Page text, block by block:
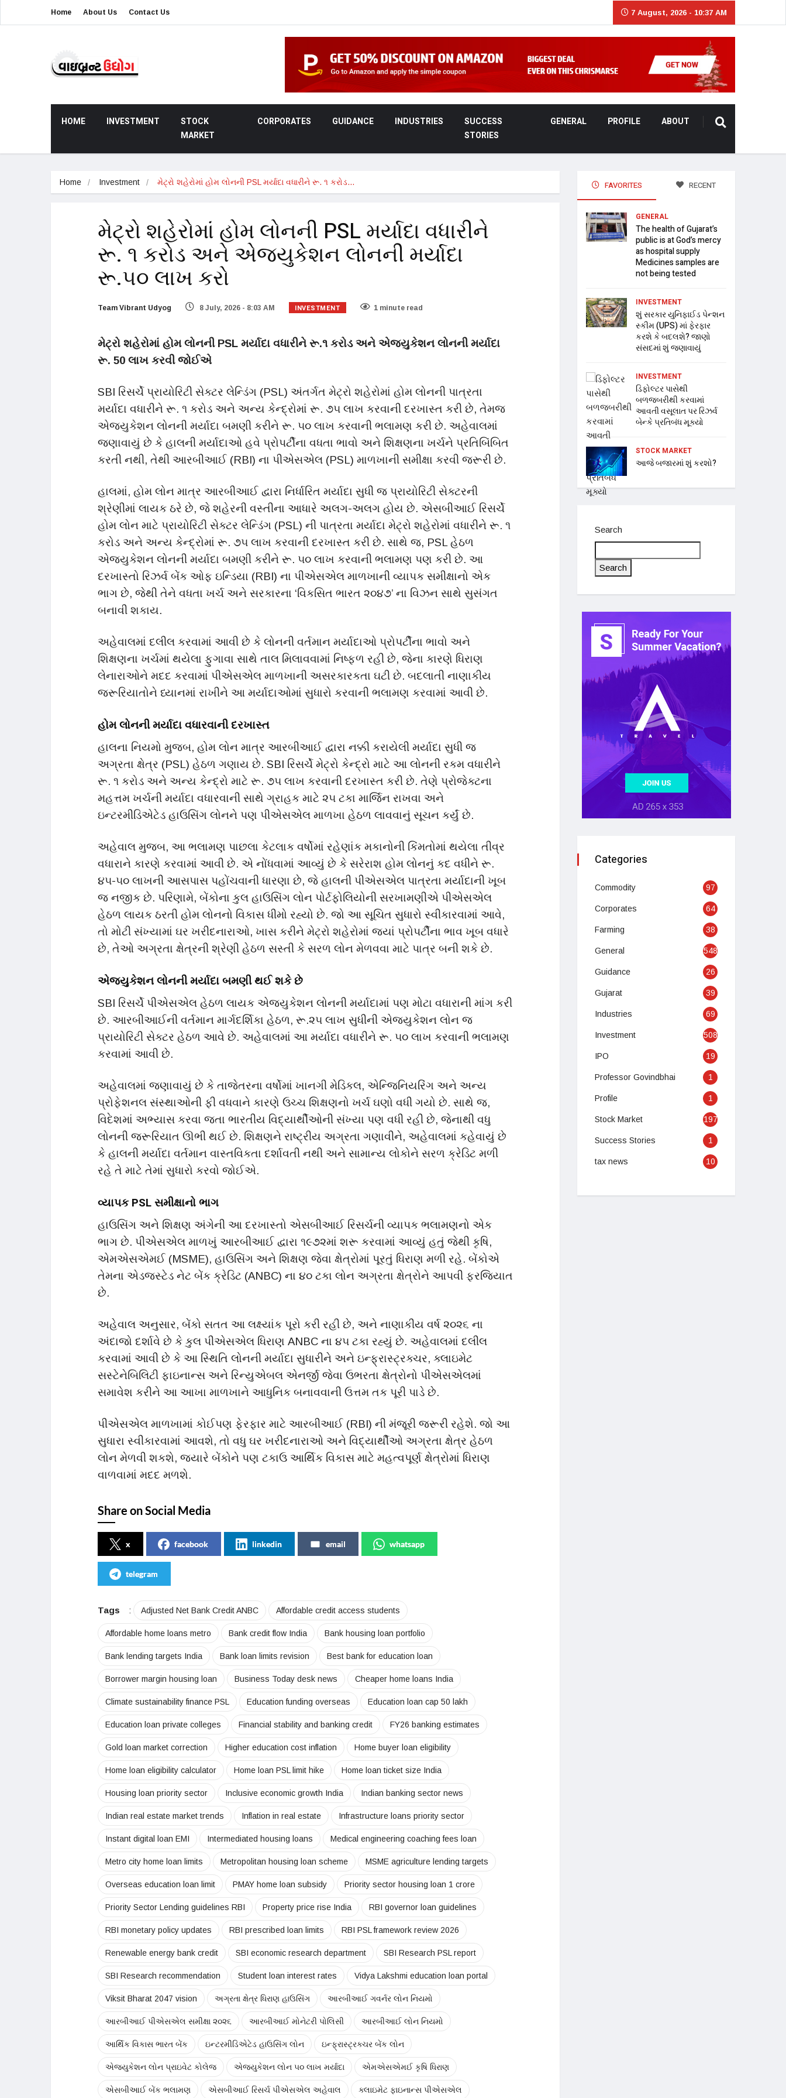
Home About Us Contact Us 7 August, 2026 - 10:37 AM
HOME INVESTMENT
STOCK
MARKET
CORPORATES GUIDANCE INDUSTRIES
SUCCESS
STORIES
GENERAL PROFILE ABOUT
Home Investment મેટ્રો શહેરોમાં હોમ લોનની PSL મર્યાદા વધારીને રૂ. ૧ કરોડ…
મેટ્રો શહેરોમાં હોમ લોનની PSL મર્યાદા વધારીને
રૂ. ૧ કરોડ અને એજ્યુકેશન લોનની મર્યાદા
રૂ.૫૦ લાખ કરો
Team Vibrant Udyog 8 July, 2026 - 8:03 AM INVESTMENT 1 minute read
મેટ્રો શહેરોમાં હોમ લોનની PSL મર્યાદા વધારીને રૂ.૧ કરોડ અને એજ્યુકેશન લોનની મર્યાદા
રૂ. 50 લાખ કરવી જોઈએ
SBI રિસર્ચે પ્રાયોરિટી સેક્ટર લેન્ડિંગ (PSL) અંતર્ગત મેટ્રો શહેરોમાં હોમ લોનની પાત્રતા
મર્યાદા વધારીને રૂ. ૧ કરોડ અને અન્ય કેન્દ્રોમાં રૂ. ૭૫ લાખ કરવાની દરખાસ્ત કરી છે, તેમજ
એજ્યુકેશન લોનની મર્યાદા બમણી કરીને રૂ. ૫૦ લાખ કરવાની ભલામણ કરી છે. અહેવાલમાં
જણાવાયું છે કે હાલની મર્યાદાઓ હવે પ્રોપર્ટીના વધતા ભાવો અને શિક્ષણના ખર્ચને પ્રતિબિંબિત
કરતી નથી, તેથી આરબીઆઈ (RBI) ના પીએસએલ (PSL) માળખાની સમીક્ષા કરવી જરૂરી છે.
હાલમાં, હોમ લોન માત્ર આરબીઆઈ દ્વારા નિર્ધારિત મર્યાદા સુધી જ પ્રાયોરિટી સેક્ટરની
શ્રેણીમાં લાયક ઠરે છે, જે શહેરની વસ્તીના આધારે અલગ-અલગ હોય છે. એસબીઆઈ રિસર્ચે
હોમ લોન માટે પ્રાયોરિટી સેક્ટર લેન્ડિંગ (PSL) ની પાત્રતા મર્યાદા મેટ્રો શહેરોમાં વધારીને રૂ. ૧
કરોડ અને અન્ય કેન્દ્રોમાં રૂ. ૭૫ લાખ કરવાની દરખાસ્ત કરી છે. સાથે જ, PSL હેઠળ
એજ્યુકેશન લોનની મર્યાદા બમણી કરીને રૂ. ૫૦ લાખ કરવાની ભલામણ પણ કરી છે. આ
દરખાસ્તો રિઝર્વ બેંક ઓફ ઇન્ડિયા (RBI) ના પીએસએલ માળખાની વ્યાપક સમીક્ષાનો એક
ભાગ છે, જેથી તેને વધતા ખર્ચ અને સરકારના ‘વિકસિત ભારત ૨૦૪૭’ ના વિઝન સાથે સુસંગત
બનાવી શકાય.
અહેવાલમાં દલીલ કરવામાં આવી છે કે લોનની વર્તમાન મર્યાદાઓ પ્રોપર્ટીના ભાવો અને
શિક્ષણના ખર્ચમાં થયેલા ફુગાવા સાથે તાલ મિલાવવામાં નિષ્ફળ રહી છે, જેના કારણે ધિરાણ
લેનારાઓને મદદ કરવામાં પીએસએલ માળખાની અસરકારકતા ઘટી છે. બદલાતી નાણાકીય
જરૂરિયાતોને ધ્યાનમાં રાખીને આ મર્યાદાઓમાં સુધારો કરવાની ભલામણ કરવામાં આવી છે.
હોમ લોનની મર્યાદા વધારવાની દરખાસ્ત
હાલના નિયમો મુજબ, હોમ લોન માત્ર આરબીઆઈ દ્વારા નક્કી કરાયેલી મર્યાદા સુધી જ
અગ્રતા ક્ષેત્ર (PSL) હેઠળ ગણાય છે. SBI રિસર્ચે મેટ્રો કેન્દ્રો માટે આ લોનની રકમ વધારીને
રૂ. ૧ કરોડ અને અન્ય કેન્દ્રો માટે રૂ. ૭૫ લાખ કરવાની દરખાસ્ત કરી છે. તેણે પ્રોજેક્ટના
મહત્તમ ખર્ચની મર્યાદા વધારવાની સાથે ગ્રાહક માટે ૨૫ ટકા માર્જિન રાખવા અને
ઇન્ટરમીડિએટેડ હાઉસિંગ લોનને પણ પીએસએલ માળખા હેઠળ લાવવાનું સૂચન કર્યું છે.
અહેવાલ મુજબ, આ ભલામણ પાછલા કેટલાક વર્ષોમાં રહેણાંક મકાનોની કિંમતોમાં થયેલા તીવ્ર
વધારાને કારણે કરવામાં આવી છે. એ નોંધવામાં આવ્યું છે કે સરેરાશ હોમ લોનનું કદ વધીને રૂ.
૪૫-૫૦ લાખની આસપાસ પહોંચવાની ધારણા છે, જે હાલની પીએસએલ પાત્રતા મર્યાદાની ખૂબ
જ નજીક છે. પરિણામે, બેંકોના કુલ હાઉસિંગ લોન પોર્ટફોલિયોની સરખામણીએ પીએસએલ
હેઠળ લાયક ઠરતી હોમ લોનનો વિકાસ ધીમો રહ્યો છે. જો આ સૂચિત સુધારો સ્વીકારવામાં આવે,
તો મોટી સંખ્યામાં ઘર ખરીદનારાઓ, ખાસ કરીને મેટ્રો શહેરોમાં જ્યાં પ્રોપર્ટીના ભાવ ખૂબ વધારે
છે, તેઓ અગ્રતા ક્ષેત્રની શ્રેણી હેઠળ સસ્તી કે સરળ લોન મેળવવા માટે પાત્ર બની શકે છે.
એજ્યુકેશન લોનની મર્યાદા બમણી થઈ શકે છે
SBI રિસર્ચે પીએસએલ હેઠળ લાયક એજ્યુકેશન લોનની મર્યાદામાં પણ મોટા વધારાની માંગ કરી
છે. આરબીઆઈની વર્તમાન માર્ગદર્શિકા હેઠળ, રૂ.૨૫ લાખ સુધીની એજ્યુકેશન લોન જ
પ્રાયોરિટી સેક્ટર હેઠળ આવે છે. અહેવાલમાં આ મર્યાદા વધારીને રૂ. ૫૦ લાખ કરવાની ભલામણ
કરવામાં આવી છે.
અહેવાલમાં જણાવાયું છે કે તાજેતરના વર્ષોમાં ખાનગી મેડિકલ, એન્જિનિયરિંગ અને અન્ય
પ્રોફેશનલ સંસ્થાઓની ફી વધવાને કારણે ઉચ્ચ શિક્ષણનો ખર્ચ ઘણો વધી ગયો છે. સાથે જ,
વિદેશમાં અભ્યાસ કરવા જતા ભારતીય વિદ્યાર્થીઓની સંખ્યા પણ વધી રહી છે, જેનાથી વધુ
લોનની જરૂરિયાત ઊભી થઈ છે. શિક્ષણને રાષ્ટ્રીય અગ્રતા ગણાવીને, અહેવાલમાં કહેવાયું છે
કે હાલની મર્યાદા વર્તમાન વાસ્તવિકતા દર્શાવતી નથી અને સામાન્ય લોકોને સરળ ક્રેડિટ મળી
રહે તે માટે તેમાં સુધારો કરવો જોઈએ.
વ્યાપક PSL સમીક્ષાનો ભાગ
હાઉસિંગ અને શિક્ષણ અંગેની આ દરખાસ્તો એસબીઆઈ રિસર્ચની વ્યાપક ભલામણનો એક
ભાગ છે. પીએસએલ માળખું આરબીઆઈ દ્વારા ૧૯૭૨માં શરૂ કરવામાં આવ્યું હતું જેથી કૃષિ,
એમએસએમઈ (MSME), હાઉસિંગ અને શિક્ષણ જેવા ક્ષેત્રોમાં પૂરતું ધિરાણ મળી રહે. બેંકોએ
તેમના એડજસ્ટેડ નેટ બેંક ક્રેડિટ (ANBC) ના ૪૦ ટકા લોન અગ્રતા ક્ષેત્રોને આપવી ફરજિયાત
છે.
અહેવાલ અનુસાર, બેંકો સતત આ લક્ષ્યાંક પૂરો કરી રહી છે, અને નાણાકીય વર્ષ ૨૦૨૬ ના
અંદાજો દર્શાવે છે કે કુલ પીએસએલ ધિરાણ ANBC ના ૪૫ ટકા રહ્યું છે. અહેવાલમાં દલીલ
કરવામાં આવી છે કે આ સ્થિતિ લોનની મર્યાદા સુધારીને અને ઇન્ફ્રાસ્ટ્રક્ચર, ક્લાઇમેટ
સસ્ટેનેબિલિટી ફાઇનાન્સ અને રિન્યુએબલ એનર્જી જેવા ઉભરતા ક્ષેત્રોનો પીએસએલમાં
સમાવેશ કરીને આ આખા માળખાને આધુનિક બનાવવાની ઉત્તમ તક પૂરી પાડે છે.
પીએસએલ માળખામાં કોઈપણ ફેરફાર માટે આરબીઆઈ (RBI) ની મંજૂરી જરૂરી રહેશે. જો આ
સુધારા સ્વીકારવામાં આવશે, તો વધુ ઘર ખરીદનારાઓ અને વિદ્યાર્થીઓ અગ્રતા ક્ષેત્ર હેઠળ
લોન મેળવી શકશે, જ્યારે બેંકોને પણ ટકાઉ આર્થિક વિકાસ માટે મહત્વપૂર્ણ ક્ષેત્રોમાં ધિરાણ
વાળવામાં મદદ મળશે.
Share on Social Media
x facebook linkedin email whatsapp
telegram
Tags : Adjusted Net Bank Credit ANBC Affordable credit access students
Affordable home loans metro Bank credit flow India Bank housing loan portfolio
Bank lending targets India Bank loan limits revision Best bank for education loan
Borrower margin housing loan Business Today desk news Cheaper home loans India
Climate sustainability finance PSL Education funding overseas Education loan cap 50 lakh
Education loan private colleges Financial stability and banking credit FY26 banking estimates
Gold loan market correction Higher education cost inflation Home buyer loan eligibility
Home loan eligibility calculator Home loan PSL limit hike Home loan ticket size India
Housing loan priority sector Inclusive economic growth India Indian banking sector news
Indian real estate market trends Inflation in real estate Infrastructure loans priority sector
Instant digital loan EMI Intermediated housing loans Medical engineering coaching fees loan
Metro city home loan limits Metropolitan housing loan scheme MSME agriculture lending targets
Overseas education loan limit PMAY home loan subsidy Priority sector housing loan 1 crore
Priority Sector Lending guidelines RBI Property price rise India RBI governor loan guidelines
RBI monetary policy updates RBI prescribed loan limits RBI PSL framework review 2026
Renewable energy bank credit SBI economic research department SBI Research PSL report
SBI Research recommendation Student loan interest rates Vidya Lakshmi education loan portal
Viksit Bharat 2047 vision અગ્રતા ક્ષેત્ર ધિરાણ હાઉસિંગ આરબીઆઈ ગવર્નર લોન નિયમો
આરબીઆઈ પીએસએલ સમીક્ષા ૨૦૨૬ આરબીઆઈ મોનેટરી પોલિસી આરબીઆઈ લોન નિયમો
આર્થિક વિકાસ ભારત બેંક ઇન્ટરમીડિએટેડ હાઉસિંગ લોન ઇન્ફ્રાસ્ટ્રક્ચર બેંક લોન
એજ્યુકેશન લોન પ્રાઇવેટ કોલેજ એજ્યુકેશન લોન ૫૦ લાખ મર્યાદા એમએસએમઈ કૃષિ ધિરાણ
એસબીઆઈ બેંક ભલામણ એસબીઆઈ રિસર્ચ પીએસએલ અહેવાલ ક્લાઇમેટ ફાઇનાન્સ પીએસએલ
FAVORITES RECENT
GENERAL
The health of Gujarat’s
public is at God’s mercy
as hospital supply
Medicines samples are
not being tested
INVESTMENT
શું સરકાર યુનિફાઈડ પેન્શન
સ્કીમ (UPS) માં ફેરફાર
કરશે કે બદલશે? જાણો
સંસદમાં શું જણાવાયું
INVESTMENT
ડિફોલ્ટર પાસેથી
બળજબરીથી કરવામાં
આવતી વસૂલાત પર રિઝર્વ
બેન્કે પ્રતિબંધ મૂક્યો
STOCK MARKET
આજે બજારમાં શું કરશો?
Search
Search
Categories
Commodity 97
Corporates 64
Farming 38
General 548
Guidance 26
Gujarat 39
Industries 69
Investment 508
IPO 19
Professor Govindbhai 1
Profile 1
Stock Market 197
Success Stories 1
tax news 10